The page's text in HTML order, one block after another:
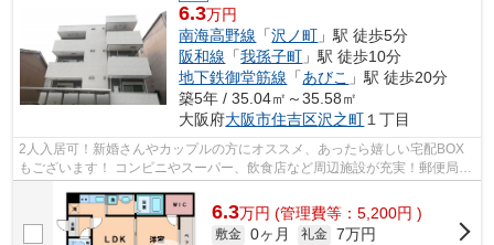
6.3万円
南海高野線 「沢ノ町 」駅 徒歩5分
阪和線 「我孫子町 」駅 徒歩10分
地下鉄御堂筋線 「あびこ 」駅 徒歩20分
築5年 / 35.04㎡～35.58㎡
大阪府大阪市住吉区沢之町 １丁目
2人入居可！新婚さんやカップルの方にオススメ、あったら嬉しい宅配BOX
もございます！ コンビニやスーパー、飲食店など周辺施設が充実！郵便局も
近く、生活に便利な環境です！ ■□■□■...
6.3万円 (管理費等：5,200円 )
敷金 0ヶ月 礼金 7万円